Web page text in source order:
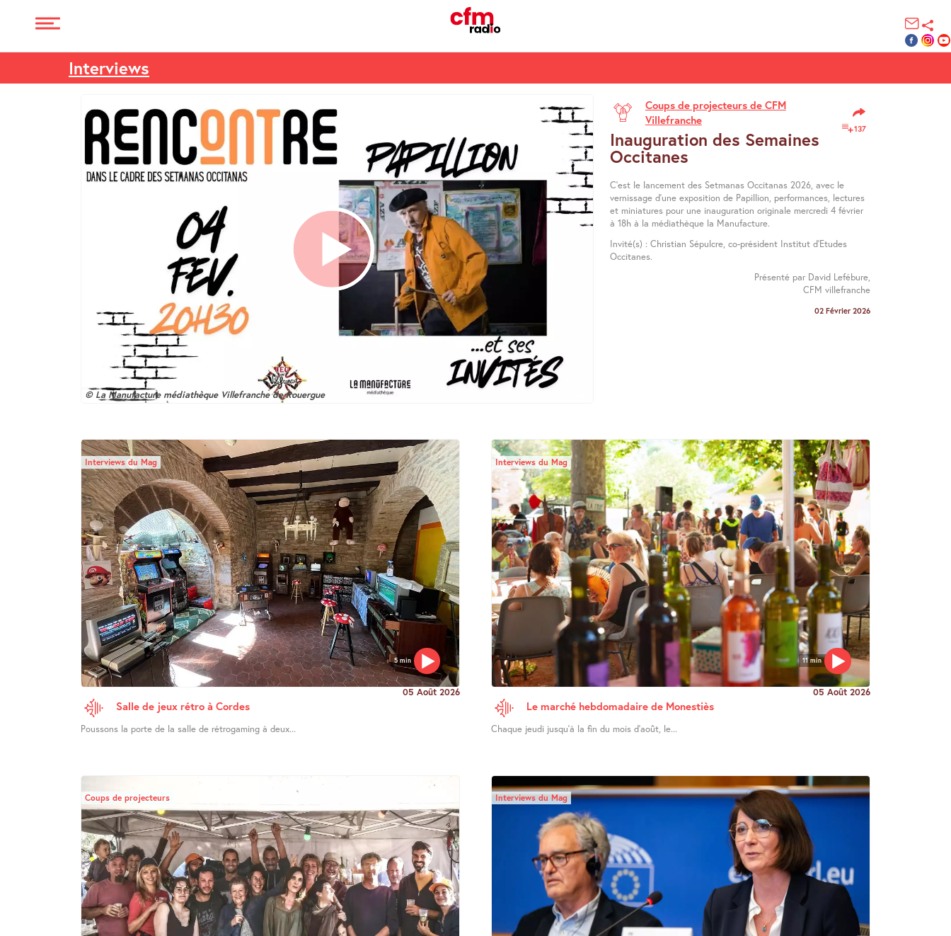
Interviews
© La Manufacture médiathèque Villefranche de Rouergue
Coups de projecteurs de CFM
Villefranche
137
Inauguration des Semaines
Occitanes
C’est le lancement des Setmanas Occitanas 2026, avec le
vernissage d’une exposition de Papillion, performances, lectures
et miniatures pour une inauguration originale mercredi 4 février
à 18h à la médiathèque la Manufacture.
Invité(s) : Christian Sépulcre, co-président Institut d’Etudes
Occitanes.
Présenté par David Lefébure,
CFM villefranche
02 Février 2026
5 min
Interviews du Mag
05 Août 2026
Salle de jeux rétro à Cordes
Poussons la porte de la salle de rétrogaming à deux...
11 min
Interviews du Mag
05 Août 2026
Le marché hebdomadaire de Monestiès
Chaque jeudi jusqu’à la fin du mois d’août, le...
Coups de projecteurs Interviews du Mag